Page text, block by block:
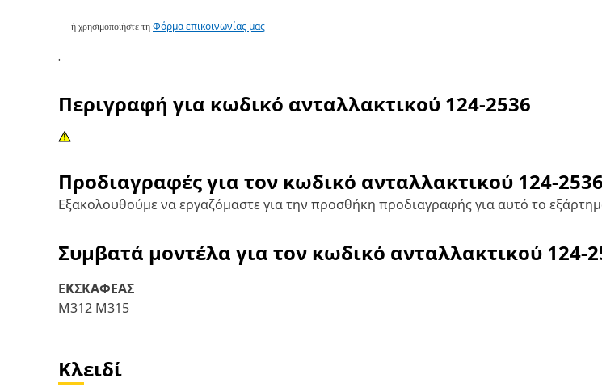
ή χρησιμοποιήστε τηΦόρμα επικοινωνίας μας
.
Περιγραφή για κωδικό ανταλλακτικού 124-2536
Προδιαγραφές για τον κωδικό ανταλλακτικού 124-2536
Εξακολουθούμε να εργαζόμαστε για την προσθήκη προδιαγραφής για αυτό το
Συμβατά μοντέλα για τον κωδικό ανταλλακτικού 124-
ΕΚΣΚΑΦΕΑΣ
M312 M315
Κλειδί